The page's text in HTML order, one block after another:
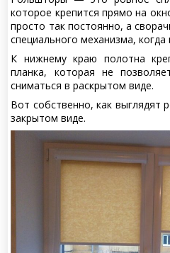
которое крепится прямо на
просто так постоянно, а
специального механизма,
К нижнему краю полотна
планка, которая не
сниматься в раскрытом виде.
Вот собственно, как
закрытом виде.